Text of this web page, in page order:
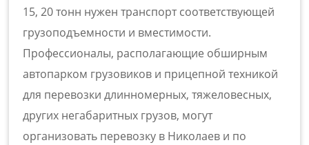
15, 20 тонн нужен транспорт соответствующей
грузоподъемности и вместимости.
Профессионалы, располагающие обширным
автопарком грузовиков и прицепной техникой
для перевозки длинномерных, тяжеловесных,
других негабаритных грузов, могут
организовать перевозку в Николаев и по